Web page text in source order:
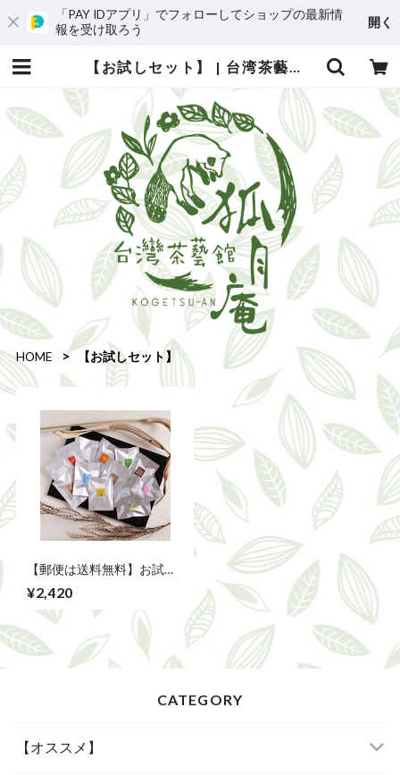
「PAY IDアプリ」でフォローしてショップの最新情
報を受け取ろう
開く
【お試しセット】 | 台湾茶藝館 台湾茶カフェ 狐月庵
HOME 【お試しセット】
【郵便は送料無料】お試し
¥2,420
CATEGORY
【オススメ】